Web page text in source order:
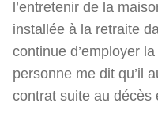
l’entretenir de la
installée à la retraite
continue d’employer
personne me dit qu’il
contrat suite au décès